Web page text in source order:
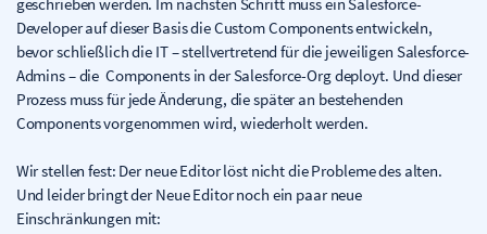
geschrieben werden. Im nächsten Schritt muss ein Salesforce-
Developer auf dieser Basis die Custom Components entwickeln,
bevor schließlich die IT – stellvertretend für die jeweiligen Salesforce-
Admins – die Components in der Salesforce-Org deployt. Und dieser
Prozess muss für jede Änderung, die später an bestehenden
Components vorgenommen wird, wiederholt werden.
Wir stellen fest: Der neue Editor löst nicht die Probleme des alten.
Und leider bringt der Neue Editor noch ein paar neue
Einschränkungen mit: